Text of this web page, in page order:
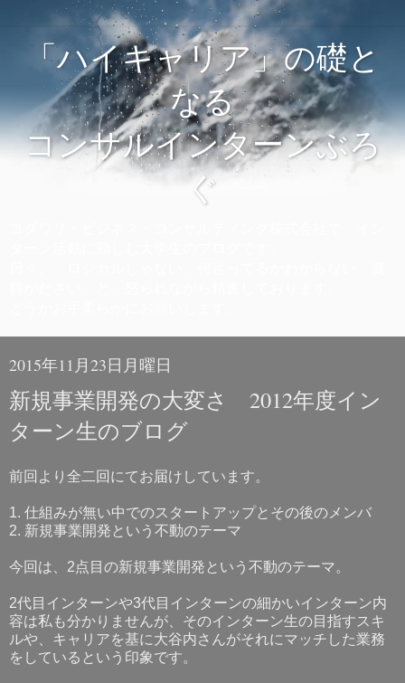
「ハイキャリア」の礎と
なる
コンサルインターンぶろ
ぐ
2015年11月23日月曜日
新規事業開発の大変さ 2012年度イン
ターン生のブログ
前回より全二回にてお届けしています。
1. 仕組みが無い中でのスタートアップとその後のメンバ
2. 新規事業開発という不動のテーマ
今回は、2点目の新規事業開発という不動のテーマ。
2代目インターンや3代目インターンの細かいインターン内
容は私も分かりませんが、そのインターン生の目指すスキ
ルや、キャリアを基に大谷内さんがそれにマッチした業務
をしているという印象です。